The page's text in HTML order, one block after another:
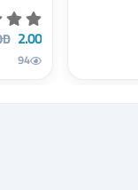
2.00 JOD
94